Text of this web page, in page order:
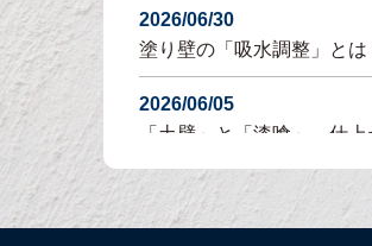
2026/06/30
塗り壁の「吸水調整」と
2026/06/05
「土壁」と「漆喰」 仕上
2026/05/29
土壁仕上げ材「塗ってく